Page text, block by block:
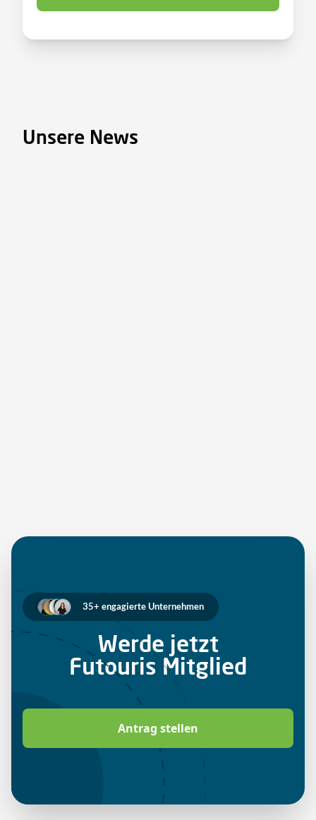
Unsere News
35+ engagierte Unternehmen
Werde jetzt
Futouris Mitglied
Antrag stellen